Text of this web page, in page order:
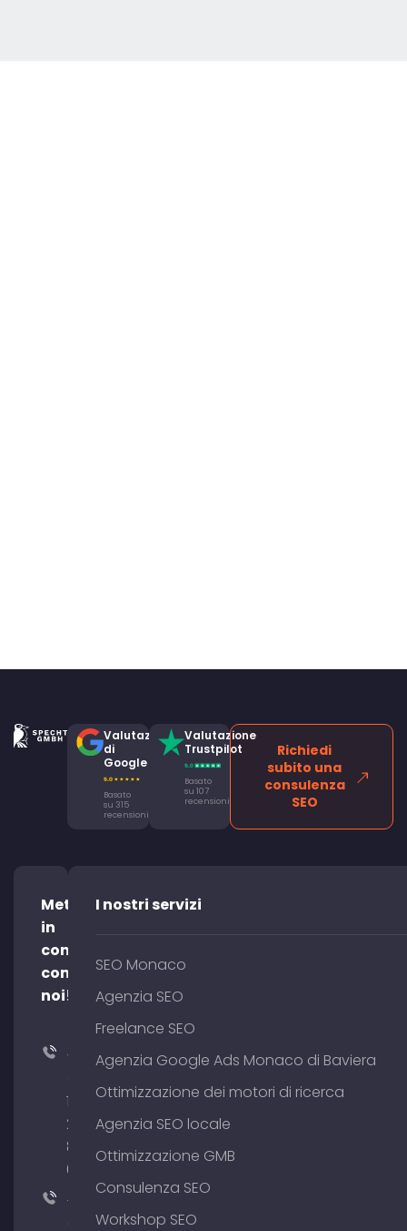
Valutazione
di
Google
Basato
su 315
recensioni
Valutazione
Trustpilot
Basato
su 107
recensioni
Richiedi
subito una
consulenza
SEO
Mettetevi
in
contatto
con
noi!
+49
176
204
801
64
+49
I nostri servizi
SEO Monaco
Agenzia SEO
Freelance SEO
Agenzia Google Ads Monaco di Baviera
Ottimizzazione dei motori di ricerca
Agenzia SEO locale
Ottimizzazione GMB
Consulenza SEO
Workshop SEO